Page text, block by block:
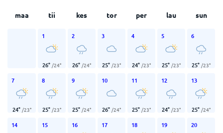
maa tii kes tor per lau sun
1
26° /24°
2
26° /24°
3
25° /23°
4
24° /23°
5
25° /23°
6
25° /23°
7
24° /23°
8
25° /23°
9
25° /24°
10
26° /24°
11
25° /23°
12
24° /23°
13
25° /24°
14 15 16 17 18 19 20